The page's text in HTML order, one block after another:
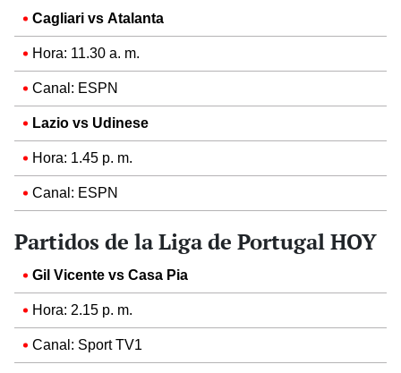
Cagliari vs Atalanta
Hora: 11.30 a. m.
Canal: ESPN
Lazio vs Udinese
Hora: 1.45 p. m.
Canal: ESPN
Partidos de la Liga de Portugal HOY
Gil Vicente vs Casa Pia
Hora: 2.15 p. m.
Canal: Sport TV1